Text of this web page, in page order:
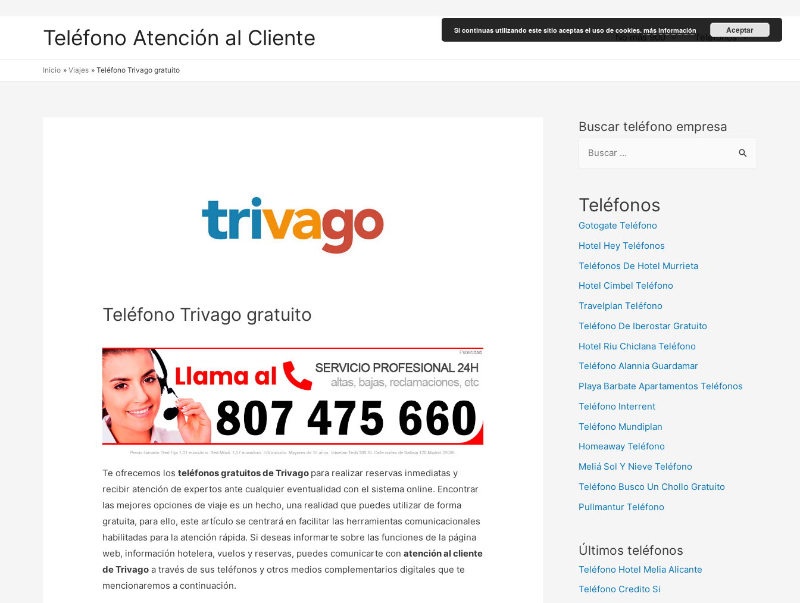
Teléfono Atención al Cliente No más 900 Teléfonos
Inicio Viajes Teléfono Trivago gratuito
Teléfono Trivago gratuito
Te ofrecemos losteléfonos gratuitos de Trivago para realizar reservas inmediatas y
recibir atención de expertos ante cualquier eventualidad con el sistema online. Encontrar
las mejores opciones de viaje es un hecho, una realidad que puedes utilizar de forma
gratuita, para ello, este artículo se centrará en facilitar las herramientas comunicacionales
habilitadas para la atención rápida. Si deseas informarte sobre las funciones de la página
web, información hotelera, vuelos y reservas, puedes comunicarte conatención al cliente
de Trivago a través de sus teléfonos y otros medios complementarios digitales que te
mencionaremos a continuación.
Buscar teléfono empresa
c
:
Teléfonos
Gotogate Teléfono
Hotel Hey Teléfonos
Teléfonos De Hotel Murrieta
Hotel Cimbel Teléfono
Travelplan Teléfono
Teléfono De Iberostar Gratuito
Hotel Riu Chiclana Teléfono
Teléfono Alannia Guardamar
Playa Barbate Apartamentos Teléfonos
Teléfono Interrent
Teléfono Mundiplan
Homeaway Teléfono
Meliá Sol Y Nieve Teléfono
Teléfono Busco Un Chollo Gratuito
Pullmantur Teléfono
Últimos teléfonos
Teléfono Hotel Melia Alicante
Teléfono Credito Si
Si continuas utilizando este sitio aceptas el uso de cookies. más información Aceptar